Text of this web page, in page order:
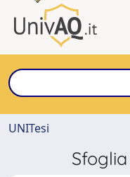
UNITesi